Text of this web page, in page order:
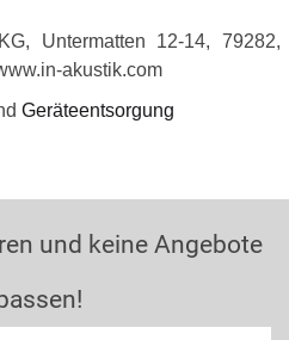
Untermatten 12-14, 79282,
akustik.com
Geräteentsorgung
und keine Angebote